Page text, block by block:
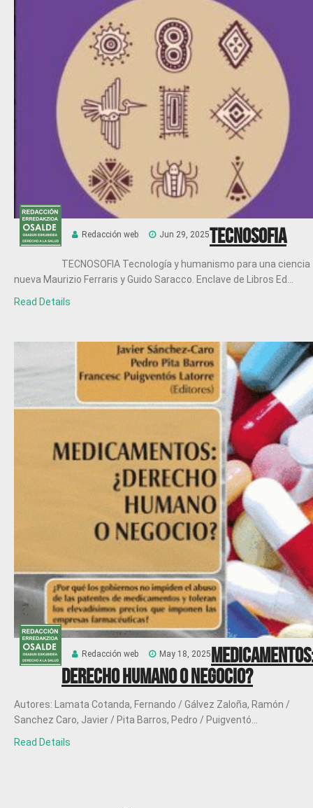
Redacción web Jun 29, 2025Tecnosofia
TECNOSOFIA Tecnología y humanismo para una ciencia
nueva Maurizio Ferraris y Guido Saracco. Enclave de Libros Ed...
Read Details
Redacción web May 18, 2025
Derecho humano o negocio?
Autores: Lamata Cotanda, Fernando / Gálvez Zaloña, Ramón /
Sanchez Caro, Javier / Pita Barros, Pedro / Puigventó...
Read Details